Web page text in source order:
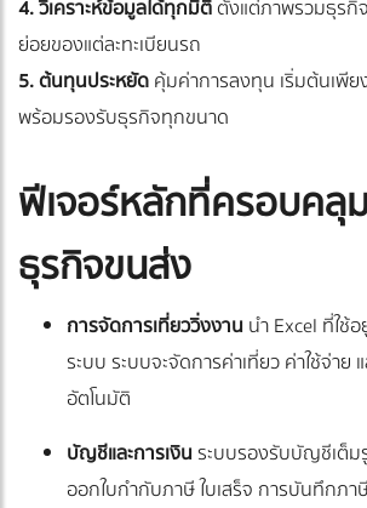
4. วิเคราะห์ข้อมูลได้ทุกมิติตั้งแต่ภาพรวมธุรกิ
ย่อยของแต่ละทะเบียนรถ
5. ต้นทุนประหยัดคุ้มค่าการลงทุน เริ่มต้นเพี
พร้อมรองรับธุรกิจทุกขนาด
ฟีเจอร์หลักที่ครอบคลุ
ธุรกิจขนส่ง
การจัดการเที่ยววิ่งงานนำ Excel ที่ใช้
ระบบ ระบบจะจัดการค่าเที่ยว ค่าใช้จ่าย
อัตโนมัติ
บัญชีและการเงินระบบรองรับบัญชีเต็
ออกใบกำกับภาษี ใบเสร็จ การบันทึกภ